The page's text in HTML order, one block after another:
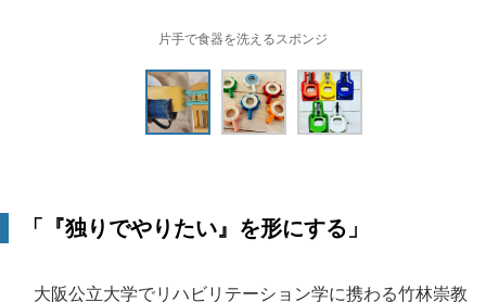
片手で食器を洗えるスポンジ
「『独りでやりたい』を形にする」
大阪公立大学でリハビリテーション学に携わる竹林崇教